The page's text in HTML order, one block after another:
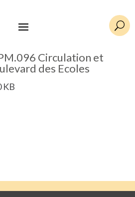
U
Circulation et
des Ecoles
KB